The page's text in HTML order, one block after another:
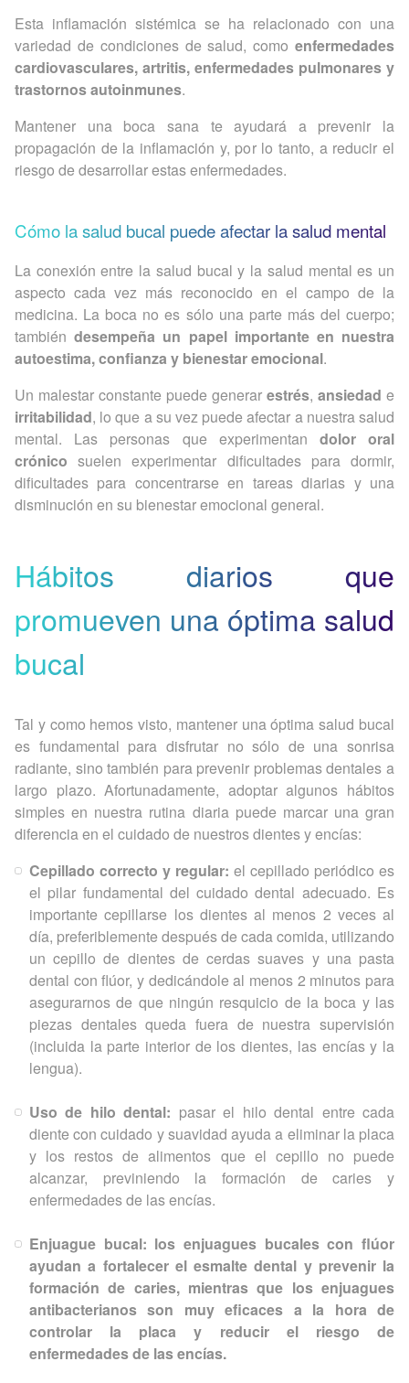
Esta inflamación sistémica se ha relacionado con una
variedad de condiciones de salud, como enfermedades
cardiovasculares, artritis, enfermedades pulmonares y
trastornos autoinmunes.
Mantener una boca sana te ayudará a prevenir la
propagación de la inflamación y, por lo tanto, a reducir el
riesgo de desarrollar estas enfermedades.
Cómo la salud bucal puede afectar la salud mental
La conexión entre la salud bucal y la salud mental es un
aspecto cada vez más reconocido en el campo de la
medicina. La boca no es sólo una parte más del cuerpo;
tambiéndesempeña un papel importante en nuestra
autoestima, confianza y bienestar emocional.
Un malestar constante puede generar estrés, ansiedad e
irritabilidad, lo que a su vez puede afectar a nuestra salud
mental. Las personas que experimentan dolor oral
crónico suelen experimentar dificultades para dormir,
dificultades para concentrarse en tareas diarias y una
disminución en su bienestar emocional general.
Hábitos diarios que
promueven una óptima salud
bucal
Tal y como hemos visto, mantener una óptima salud bucal
es fundamental para disfrutar no sólo de una sonrisa
radiante, sino también para prevenir problemas dentales a
largo plazo. Afortunadamente, adoptar algunos hábitos
simples en nuestra rutina diaria puede marcar una gran
diferencia en el cuidado de nuestros dientes y encías:
Cepillado correcto y regular: el cepillado periódico es
el pilar fundamental del cuidado dental adecuado. Es
importante cepillarse los dientes al menos 2 veces al
día, preferiblemente después de cada comida, utilizando
un cepillo de dientes de cerdas suaves y una pasta
dental con flúor, y dedicándole al menos 2 minutos para
asegurarnos de que ningún resquicio de la boca y las
piezas dentales queda fuera de nuestra supervisión
(incluida la parte interior de los dientes, las encías y la
lengua).
Uso de hilo dental: pasar el hilo dental entre cada
diente con cuidado y suavidad ayuda a eliminar la placa
y los restos de alimentos que el cepillo no puede
alcanzar, previniendo la formación de caries y
enfermedades de las encías.
Enjuague bucal: los enjuagues bucales con flúor
ayudan a fortalecer el esmalte dental y prevenir la
formación de caries, mientras que los enjuagues
antibacterianos son muy eficaces a la hora de
controlar la placa y reducir el riesgo de
enfermedades de las encías.